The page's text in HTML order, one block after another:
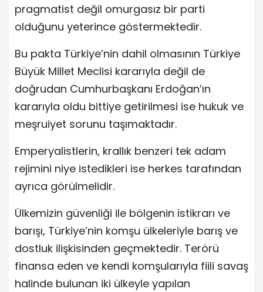
pragmatist değil omurgasız bir parti
olduğunu yeterince göstermektedir.
Bu pakta Türkiye’nin dahil olmasının Türkiye
Büyük Millet Meclisi kararıyla değil de
doğrudan Cumhurbaşkanı Erdoğan’ın
kararıyla oldu bittiye getirilmesi ise hukuk ve
meşruiyet sorunu taşımaktadır.
Emperyalistlerin, krallık benzeri tek adam
rejimini niye istedikleri ise herkes tarafından
ayrıca görülmelidir.
Ülkemizin güvenliği ile bölgenin istikrarı ve
barışı, Türkiye’nin komşu ülkeleriyle barış ve
dostluk ilişkisinden geçmektedir. Terörü
finansa eden ve kendi komşularıyla fiili savaş
halinde bulunan iki ülkeyle yapılan